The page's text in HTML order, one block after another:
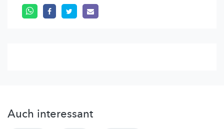
Auch interessant